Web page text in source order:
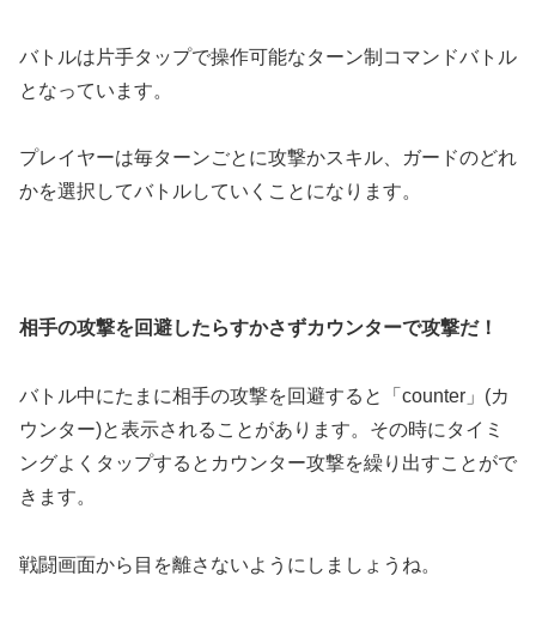
バトルは片手タップで操作可能なターン制コマンドバトル
となっています。
プレイヤーは毎ターンごとに攻撃かスキル、ガードのどれ
かを選択してバトルしていくことになります。
相手の攻撃を回避したらすかさずカウンターで攻撃だ！
バトル中にたまに相手の攻撃を回避すると「counter」(カ
ウンター)と表示されることがあります。その時にタイミ
ングよくタップするとカウンター攻撃を繰り出すことがで
きます。
戦闘画面から目を離さないようにしましょうね。